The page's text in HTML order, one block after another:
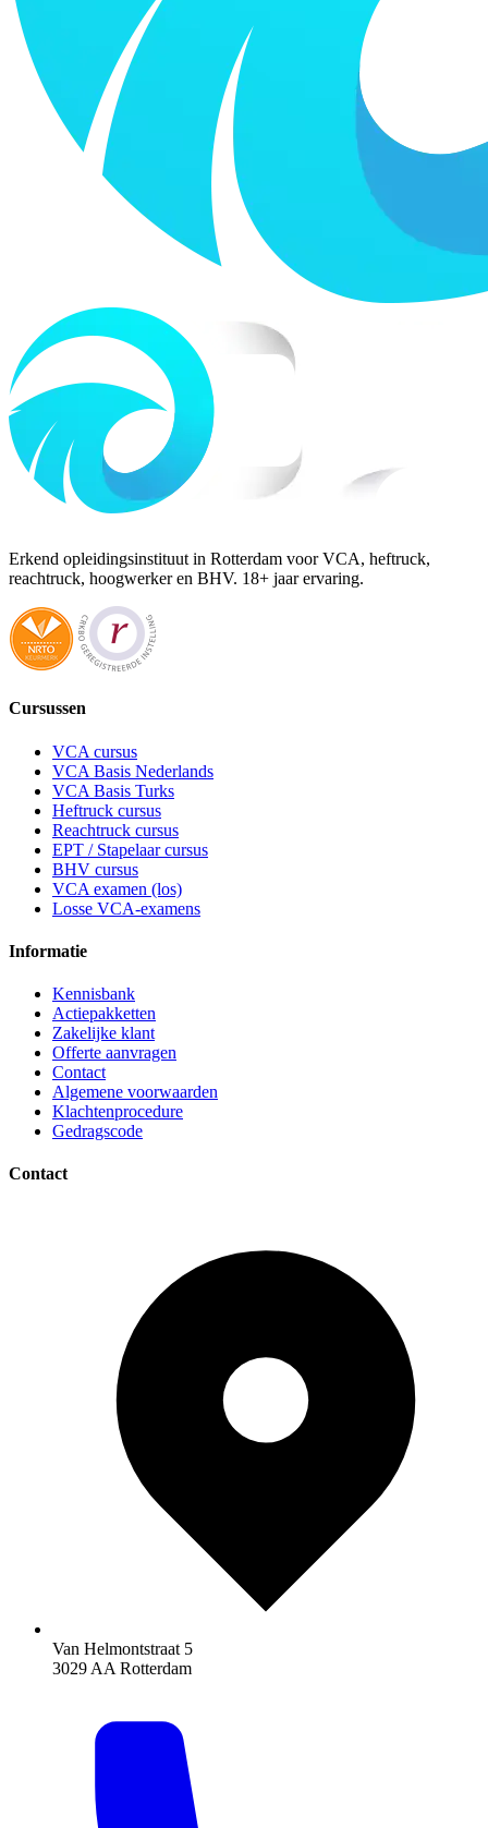
Erkend opleidingsinstituut in Rotterdam voor VCA, heftruck,
reachtruck, hoogwerker en BHV. 18+ jaar ervaring.
Cursussen
VCA cursus
VCA Basis Nederlands
VCA Basis Turks
Heftruck cursus
Reachtruck cursus
EPT / Stapelaar cursus
BHV cursus
VCA examen (los)
Losse VCA-examens
Informatie
Kennisbank
Actiepakketten
Zakelijke klant
Offerte aanvragen
Contact
Algemene voorwaarden
Klachtenprocedure
Gedragscode
Contact
Van Helmontstraat 5
3029 AA Rotterdam